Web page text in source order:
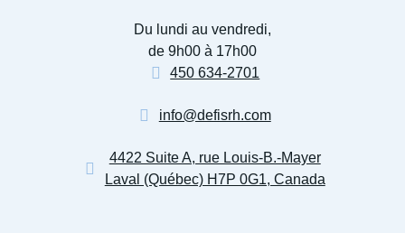
Du lundi au vendredi,
de 9h00 à 17h00
450 634-2701
info@defisrh.com
4422 Suite A, rue Louis-B.-Mayer
Laval (Québec) H7P 0G1, Canada